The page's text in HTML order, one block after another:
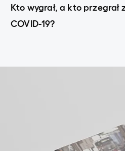
Kto wygrał, a kto
COVID-19?